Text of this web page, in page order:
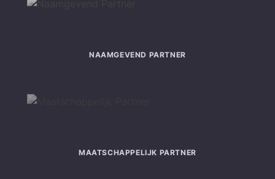
NAAMGEVEND PARTNER
MAATSCHAPPELIJK PARTNER